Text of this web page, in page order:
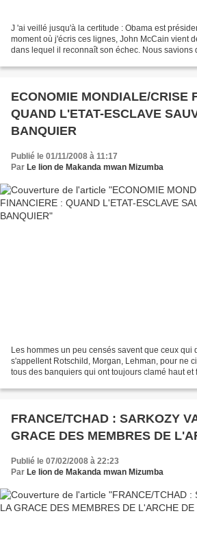
J 'ai veillé jusqu'à la certitude : Obama est
moment où j'écris ces lignes, John McCain vient
dans lequel il reconnaît son échec. Nous savions
ECONOMIE MONDIALE/CRISE
QUAND L'ETAT-ESCLAVE
BANQUIER
Publié le 01/11/2008 à 11:17
Par Le lion de Makanda mwan Mizumba
Les hommes un peu censés savent que ceux qui
s'appellent Rotschild, Morgan, Lehman, pour ne
tous des banquiers qui ont toujours clamé haut et
FRANCE/TCHAD : SARKOZY
GRACE DES MEMBRES DE
Publié le 07/02/2008 à 22:23
Par Le lion de Makanda mwan Mizumba